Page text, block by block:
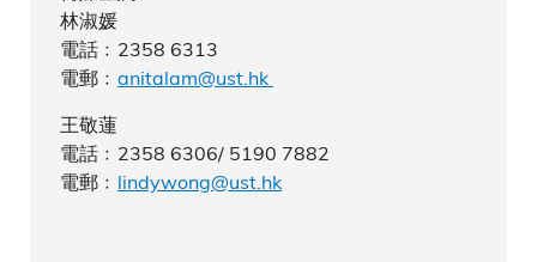
林淑媛
電話﹕2358 6313
電郵﹕ anitalam@ust.hk
王敬蓮
電話﹕2358 6306/ 5190 7882
電郵﹕ lindywong@ust.hk